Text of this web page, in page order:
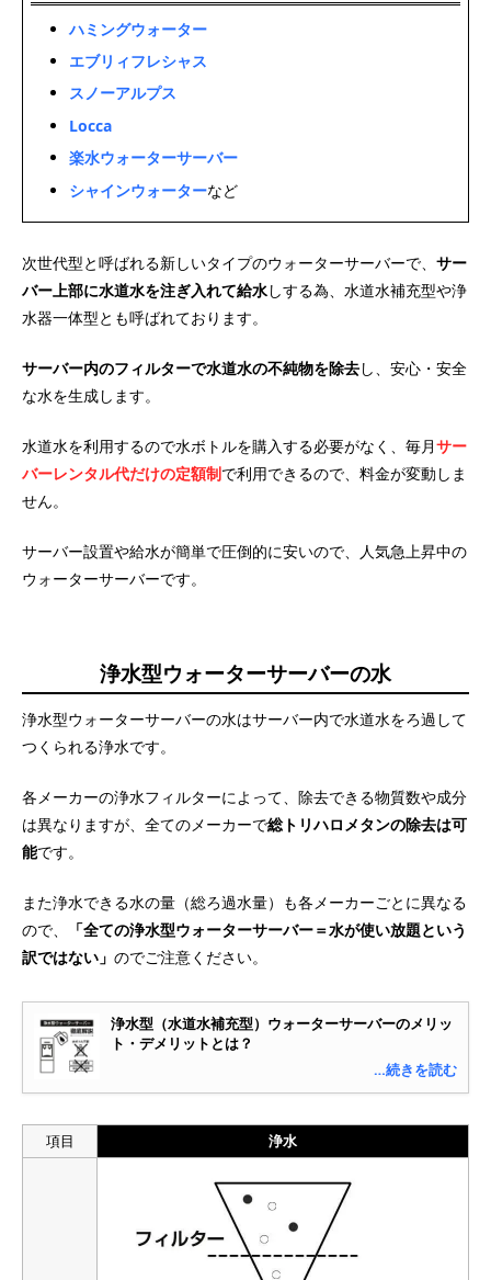
ハミングウォーター
エブリィフレシャス
スノーアルプス
Locca
楽水ウォーターサーバー
シャインウォーターなど
次世代型と呼ばれる新しいタイプのウォーターサーバーで、 サー
バー上部に水道水を注ぎ入れて給水しする為、水道水補充型や浄
水器一体型とも呼ばれております。
サーバー内のフィルターで水道水の不純物を除去し、安心・安全
な水を生成します。
水道水を利用するので水ボトルを購入する必要がなく、毎月サー
バーレンタル代だけの定額制で利用できるので、料金が変動しま
せん。
サーバー設置や給水が簡単で圧倒的に安いので、人気急上昇中の
ウォーターサーバーです。
浄水型ウォーターサーバーの水
浄水型ウォーターサーバーの水はサーバー内で水道水をろ過して
つくられる浄水です。
各メーカーの浄水フィルターによって、除去できる物質数や成分
は異なりますが、全てのメーカーで総トリハロメタンの除去は可
能です。
また浄水できる水の量（総ろ過水量）も各メーカーごとに異なる
ので、
「全ての浄水型ウォーターサーバー＝水が使い放題という
訳ではない」 のでご注意ください。
浄水型（水道水補充型）ウォーターサーバーのメリッ
ト・デメリットとは？
…続きを読む
項目 浄水